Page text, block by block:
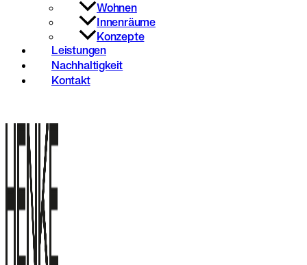
Wohnen
Innenräume
Konzepte
Leistungen
Nachhaltigkeit
Kontakt